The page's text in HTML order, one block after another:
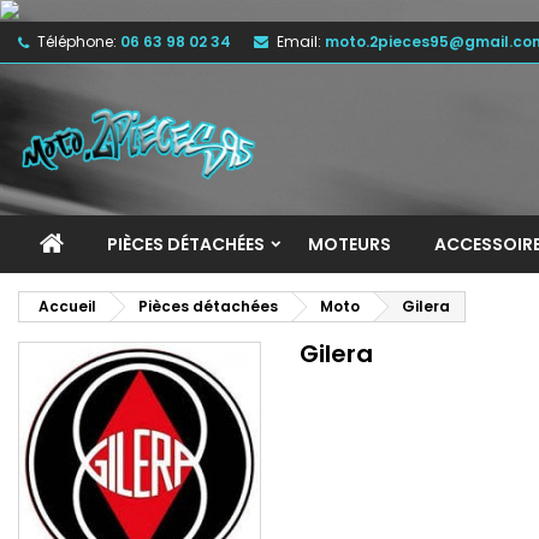
Téléphone: 06 63 98 02 34 Email:
PIÈCES DÉTACHÉES MOTEURS
Accueil Pièces détachées Moto Gilera
Gilera